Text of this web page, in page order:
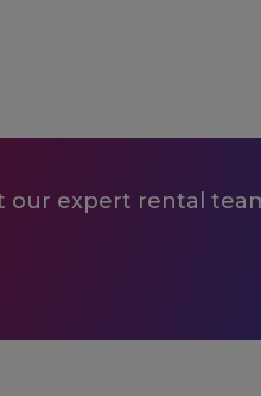
our expert rental